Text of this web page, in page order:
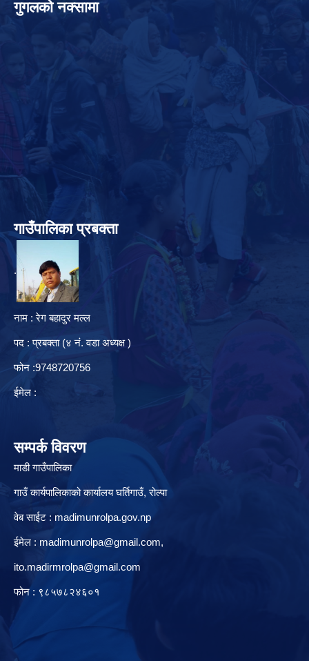
गुगलको नक्सामा
गाउँपालिका प्रबक्ता
.
नाम : रेग बहादुर मल्ल
पद : प्रबक्ता (४ नं. वडा अध्यक्ष )
फोन :9748720756
ईमेल :
सम्पर्क विवरण
माडी गाउँपालिका
गाउँ कार्यपालिकाको कार्यालय घर्तिगाउँ, रो‍‍ल्पा
वेब साईट : madimunrolpa.gov.np
ईमेल : madimunrolpa@gmail.com,
ito.madirmrolpa@gmail.com
फोन : ९८५७८२४६०१